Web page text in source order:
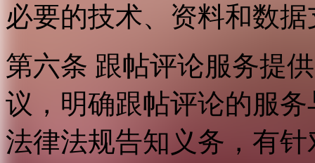
必要的技术、资料和数
第六条 跟帖评论服务提
议，明确跟帖评论的服
法律法规告知义务，有